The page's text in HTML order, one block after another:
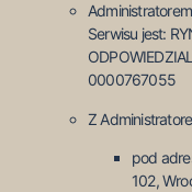
Serwisu jest:
0000767055
Z
pod
102,